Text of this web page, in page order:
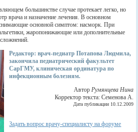
большинстве случае протекает легко, но
врача и назначение лечения. В основном
основной симптом: насморк. При
жаропонижающие или дополнительные
Редактор: врач-педиатр Потапова Людмила,
закончила педиатрический факультет
СарГМУ, клиническая ординатура по
инфекционным болезням.
АвторРумянцева Нина
Корректор текста: Семенова А.
Дата публикации 10.12.2009
Задать вопрос врачу-специалисту на форуме